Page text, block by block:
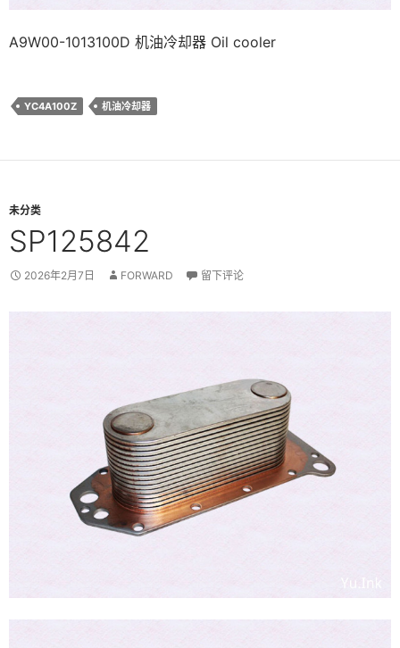
A9W00-1013100D 机油冷却器 Oil cooler
YC4A100Z 机油冷却器
未分类
SP125842
2026年2月7日 FORWARD 留下评论